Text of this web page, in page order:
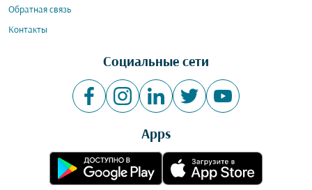
Обратная связь
Контакты
Социальные сети
Apps